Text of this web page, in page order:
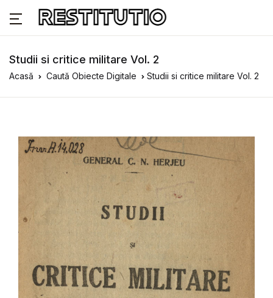
Studii si critice militare Vol. 2
Acasă Caută Obiecte Digitale Studii si critice militare Vol. 2